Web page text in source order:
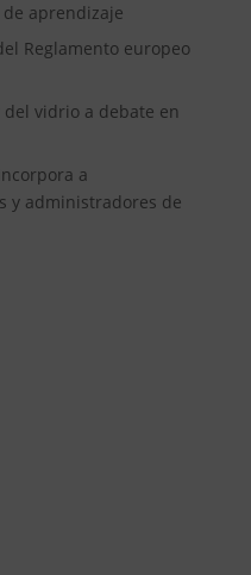
aprendizaje
Reglamento europeo
vidrio a debate en
a
y administradores de